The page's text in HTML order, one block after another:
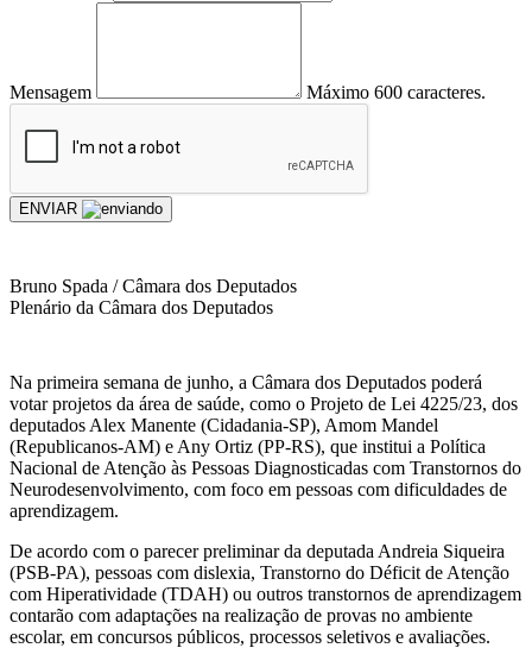
Mensagem Máximo 600 caracteres.
ENVIAR
Bruno Spada / Câmara dos Deputados
Plenário da Câmara dos Deputados
Na primeira semana de junho, a Câmara dos Deputados poderá
votar projetos da área de saúde, como o Projeto de Lei 4225/23, dos
deputados Alex Manente (Cidadania-SP), Amom Mandel
(Republicanos-AM) e Any Ortiz (PP-RS), que institui a Política
Nacional de Atenção às Pessoas Diagnosticadas com Transtornos do
Neurodesenvolvimento, com foco em pessoas com dificuldades de
aprendizagem.
De acordo com o parecer preliminar da deputada Andreia Siqueira
(PSB-PA), pessoas com dislexia, Transtorno do Déficit de Atenção
com Hiperatividade (TDAH) ou outros transtornos de aprendizagem
contarão com adaptações na realização de provas no ambiente
escolar, em concursos públicos, processos seletivos e avaliações.